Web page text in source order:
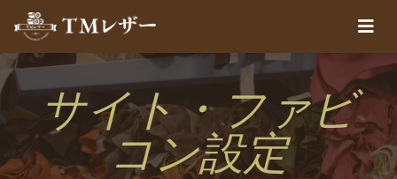
サイト・ファビ
コン設定